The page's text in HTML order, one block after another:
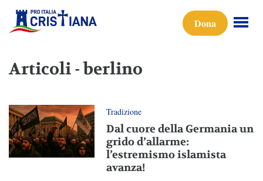
Dona
Articoli - berlino
Tradizione
Dal cuore della Germania un
grido d’allarme:
l’estremismo islamista
avanza!